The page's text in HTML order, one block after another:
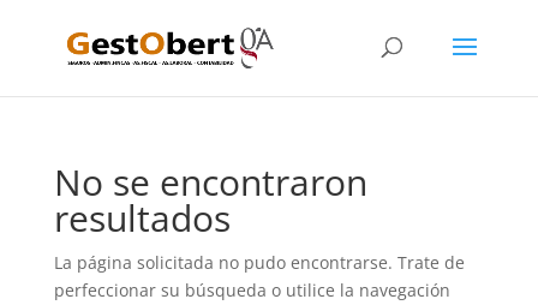
No se encontraron
resultados
La página solicitada no pudo encontrarse. Trate de
perfeccionar su búsqueda o utilice la navegación